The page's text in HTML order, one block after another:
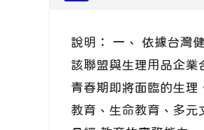
說明： 一、 依據台灣
該聯盟與生理用品企業
青春期即將面臨的生理
教育、生命教育、多元